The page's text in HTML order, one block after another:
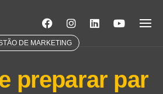
DE MARKETING
preparar par